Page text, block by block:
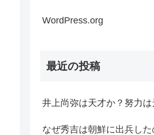
WordPress.org
最近の投稿
井上尚弥は天才か？努力は
なぜ秀吉は朝鮮に出兵した